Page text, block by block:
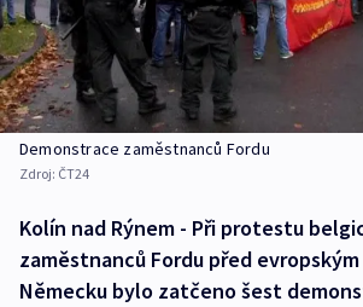
Demonstrace zaměstnanců Fordu
Zdroj: ČT24
Kolín nad Rýnem - Při protestu
zaměstnanců Fordu před
Německu bylo zatčeno šest